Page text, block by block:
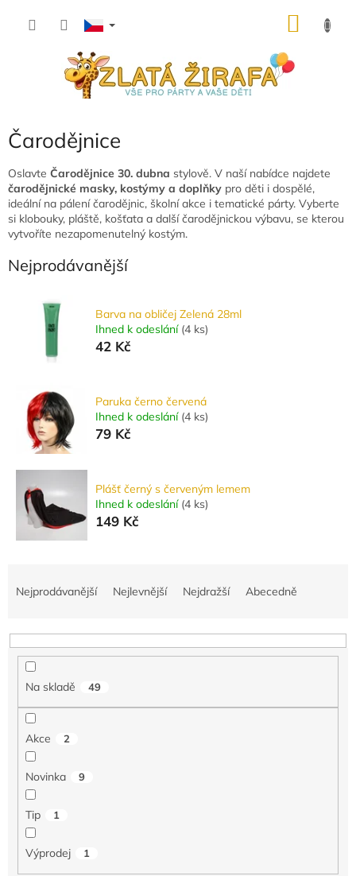
Čarodějnice
Oslavte Čarodějnice 30. dubna stylově. V naší nabídce najdete
čarodějnické masky, kostýmy a doplňky pro děti i dospělé,
ideální na pálení čarodějnic, školní akce i tematické párty. Vyberte
si klobouky, pláště, košťata a další čarodějnickou výbavu, se kterou
vytvoříte nezapomenutelný kostým.
Nejprodávanější
Barva na obličej Zelená 28ml
Ihned k odeslání (4 ks)
42 Kč
Paruka černo červená
Ihned k odeslání (4 ks)
79 Kč
Plášť černý s červeným lemem
Ihned k odeslání (4 ks)
149 Kč
n
Nejprodávanější Nejlevnější Nejdražší Abecedně
Na skladě 49
Akce 2
Novinka 9
Tip 1
Výprodej 1